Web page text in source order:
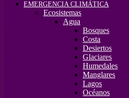
EMERGENCIA CLIMÁTICA
Ecosistemas
Agua
Bosques
Costa
Desiertos
Glaciares
Humedales
Manglares
Lagos
Océanos